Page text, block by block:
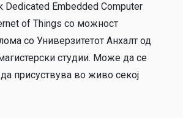
Dedicated Embedded Computer
of Things со можност
со Универзитетот Анхалт од
студии. Може да се
присуствува во живо секој